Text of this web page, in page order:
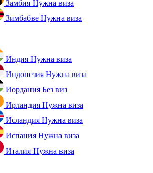
Замбия Нужна виза
Зимбабве Нужна виза
Индия Нужна виза
Индонезия Нужна виза
Иордания Без виз
Ирландия Нужна виза
Исландия Нужна виза
Испания Нужна виза
Италия Нужна виза